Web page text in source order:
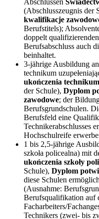
Abschlüssen
(Abschlusszeugnis der
kwalifikacje
Berufstitels);
doppelt
Berufsabschluss auch
beinhaltet.
3-jährige Ausbildung
technikum
ukończenia
der Schule), Dyplom
zawodowe; der
Berufsgrundschulen.
Berufsfeld eine
Technikerabschlusses
Hochschulreife
1 bis 2,5-jährige
szkoła policealna) mit
ukończenia szkoły
Schule), Dyplom
diese Schulen
(Ausnahme:
Berufsqualifikation auf
Facharbeiters/
Technikers (zwei- bis